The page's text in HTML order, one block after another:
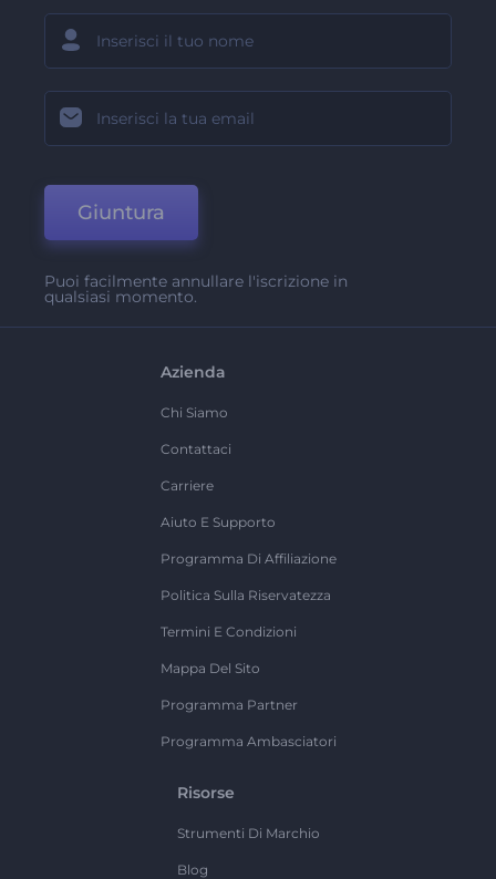
Giuntura
Puoi facilmente annullare l'iscrizione in
qualsiasi momento.
Azienda
Chi Siamo
Contattaci
Carriere
Aiuto E Supporto
Programma Di Affiliazione
Politica Sulla Riservatezza
Termini E Condizioni
Mappa Del Sito
Programma Partner
Programma Ambasciatori
Risorse
Strumenti Di Marchio
Blog